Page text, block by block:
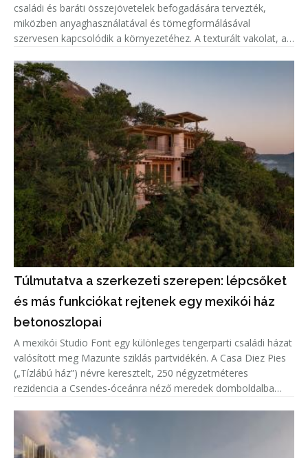
családi és baráti összejövetelek befogadására tervezték,
miközben anyaghasználatával és tömegformálásával
szervesen kapcsolódik a környezetéhez. A texturált vakolat, a
hagyományokra, vala
Túlmutatva a szerkezeti szerepen: lépcsőket
és más funkciókat rejtenek egy mexikói ház
betonoszlopai
A mexikói Studio Font egy különleges tengerparti családi házat
valósított meg Mazunte sziklás partvidékén. A Casa Diez Pies
(„Tízlábú ház”) névre keresztelt, 250 négyzetméteres
rezidencia a Csendes-óceánra néző meredek domboldalba
emeli a ter